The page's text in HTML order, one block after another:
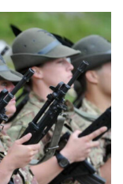
funzioni
con la